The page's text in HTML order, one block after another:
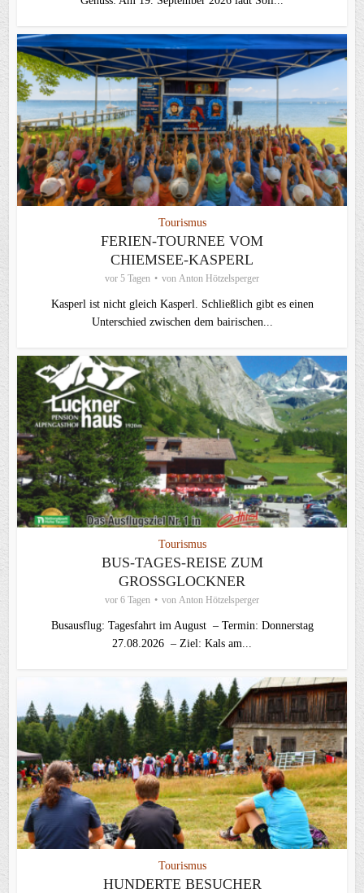
Tourismus
FERIEN-TOURNEE VOM
CHIEMSEE-KASPERL
vor 5 Tagen von Anton Hötzelsperger
Kasperl ist nicht gleich Kasperl. Schließlich gibt es einen
Unterschied zwischen dem bairischen...
Tourismus
BUS-TAGES-REISE ZUM
GROSSGLOCKNER
vor 6 Tagen von Anton Hötzelsperger
Busausflug: Tagesfahrt im August – Termin: Donnerstag
27.08.2026 – Ziel: Kals am...
Tourismus
HUNDERTE BESUCHER